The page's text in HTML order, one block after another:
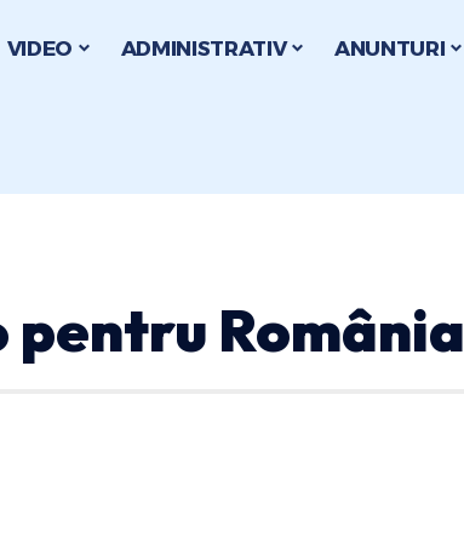
VIDEO ADMINISTRATIV ANUNTURI
România